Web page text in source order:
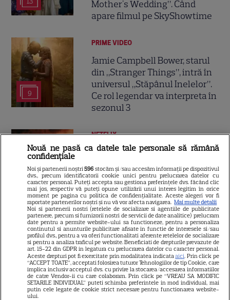
Mother's Wedding”. Când
apare filmul pe SkyShowtime
9
PRIME VIDEO
Jamie Campbell Bower, starul
din „Stranger Things”, intră în
universul „Stăpânul Inelelor”.
Ce rol legendar va interpreta în
sezonul 3
5
NETFLIX
„Palatul de Est”, noul fenomen
coreean de pe Netflix: Regele
blestemat, fantomele și
exorcistul care sfidează
moartea
PRIME VIDEO
Când „Fălci” se întâlnește cu
„Coborâre întunecată”:
Producția claustrofobă de pe
Prime Video ce nu trebuie
ratată
Nouă ne pasă ca datele tale personale să rămână
confidențiale
Noi și partenerii noștri596 stocăm și/sau accesăm informații pe dispozitivul
dvs., precum identificatorii cookie unici pentru prelucrarea datelor cu
caracter personal. Puteți accepta sau gestiona preferințele dvs. făcând clic
mai jos, respectiv vă puteți opune utilizării unui interes legitim în orice
moment pe pagina cu politica de confidențialitate. Aceste alegeri vor fi
raportate partenerilor noștri și nu vă vor afecta navigarea. Mai multe detalii
Noi si partenerii nostri (retelele de socializare si agentiile de publicitate
partenere, precum si furnizorii nostri de servicii de date analitice) prelucram
date pentru a permite website-ului sa functioneze, pentru a personaliza
continutul si anunturile publicitare afisate in functie de interesele si/sau
profilul dvs., pentru a va oferi functionalitati aferente retelelor de socializare
si pentru a analiza traficul pe website. Beneficiati de drepturile prevazute de
art. 15-22 din GDPR in legatura cu prelucrarea datelor cu caracter personal.
Aceste drepturi pot fi exercitate prin modalitatea indicataaici. Prin click pe
“ACCEPT TOATE”, acceptati folosirea tuturor Tehnologiilor de tip Cookie, care
implica inclusiv acceptul dvs. cu privire la stocarea/accesarea informatiilor
de catre Vendor-ii cu care colaboram. Prin click pe “VREAU SA MODIFIC
SETARILE INDIVIDUAL” puteti schimba preferintele in mod individual, mai
putin cele legate de cookie strict necesare pentru functionarea website-
ului.